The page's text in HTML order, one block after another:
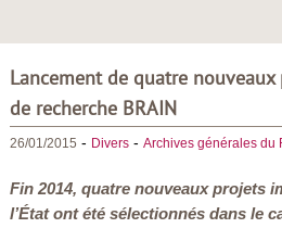
Lancement de quatre nouveaux
de recherche BRAIN
26/01/2015 - Divers- Archives générales du
Fin 2014, quatre nouveaux projets
l’État ont été sélectionnés dans le